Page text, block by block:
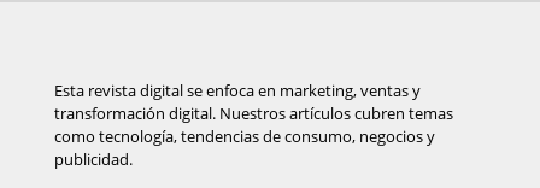
Esta revista digital se enfoca en marketing, ventas y
transformación digital. Nuestros artículos cubren temas
como tecnología, tendencias de consumo, negocios y
publicidad.